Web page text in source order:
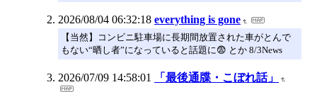
2026/08/04 06:32:18 everything is gone
【当然】コンビニ駐車場に長期間放置された車がとんで
もない“晒し者”になっていると話題に😨 とか 8/3News
2026/07/09 14:58:01 「最後通牒・こぼれ話」